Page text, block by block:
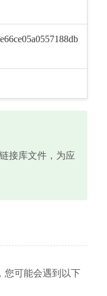
接库文件，为应
您可能会遇到以下